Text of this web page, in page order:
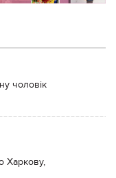
чоловік
Харкову,